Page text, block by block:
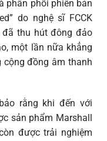
phân phối phiên bản
do nghệ sĩ FCCK
thu hút đông đảo
một lần nữa khẳng
đồng âm thanh
rằng khi đến với
sản phẩm Marshall
được trải nghiệm